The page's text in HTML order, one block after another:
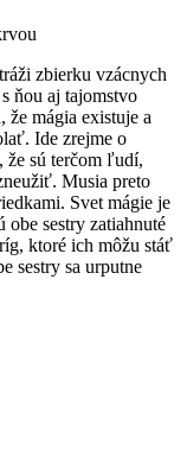
zbierku vzácnych
ňou aj tajomstvo
že mágia existuje a
Ide zrejme o
že sú terčom ľudí,
Musia preto
Svet mágie je
sestry zatiahnuté
ktoré ich môžu stáť
sestry sa urputne